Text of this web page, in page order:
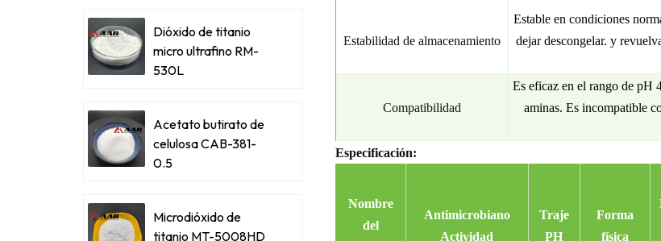
Estabilidad de almacenamiento
Estable en condiciones
dejar descongelar. y
Compatibilidad
Es eficaz en el rango de pH
aminas. Es incompatible
Especificación:
Nombre
del
Antimicrobiano
Actividad
Traje
PH
Forma
física
Dióxido de titanio
micro ultrafino RM-
530L
Acetato butirato de
celulosa CAB-381-
0.5
Microdióxido de
titanio MT-5008HD